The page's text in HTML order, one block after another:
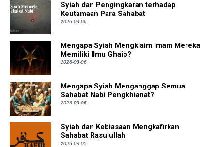
Syiah dan Pengingkaran terhadap
Keutamaan Para Sahabat
2026-08-06
Mengapa Syiah Mengklaim Imam Mereka
Memiliki Ilmu Ghaib?
2026-08-06
Mengapa Syiah Menganggap Semua
Sahabat Nabi Pengkhianat?
2026-08-06
Syiah dan Kebiasaan Mengkafirkan
Sahabat Rasulullah
2026-08-05